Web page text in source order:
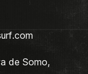
de Somo,